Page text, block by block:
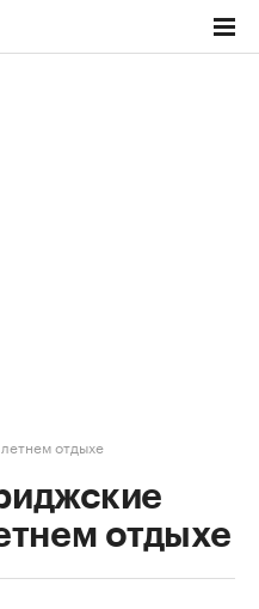
отдыхе
отдыхе